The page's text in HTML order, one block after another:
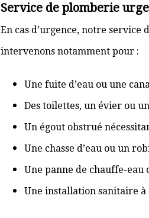
Service de plomberie
En cas d’urgence, notre
intervenons notamment pour :
Une fuite d’eau ou une
Des toilettes, un évier ou
Un égout obstrué
Une chasse d’eau ou un
Une panne de chauffe-eau
Une installation sanitaire